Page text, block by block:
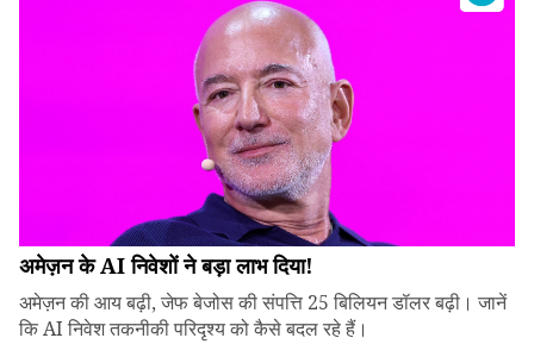
अमेज़न के AI निवेशों ने बड़ा लाभ दिया!
अमेज़न की आय बढ़ी, जेफ बेजोस की संपत्ति 25 बिलियन डॉलर बढ़ी। जानें
कि AI निवेश तकनीकी परिदृश्य को कैसे बदल रहे हैं।